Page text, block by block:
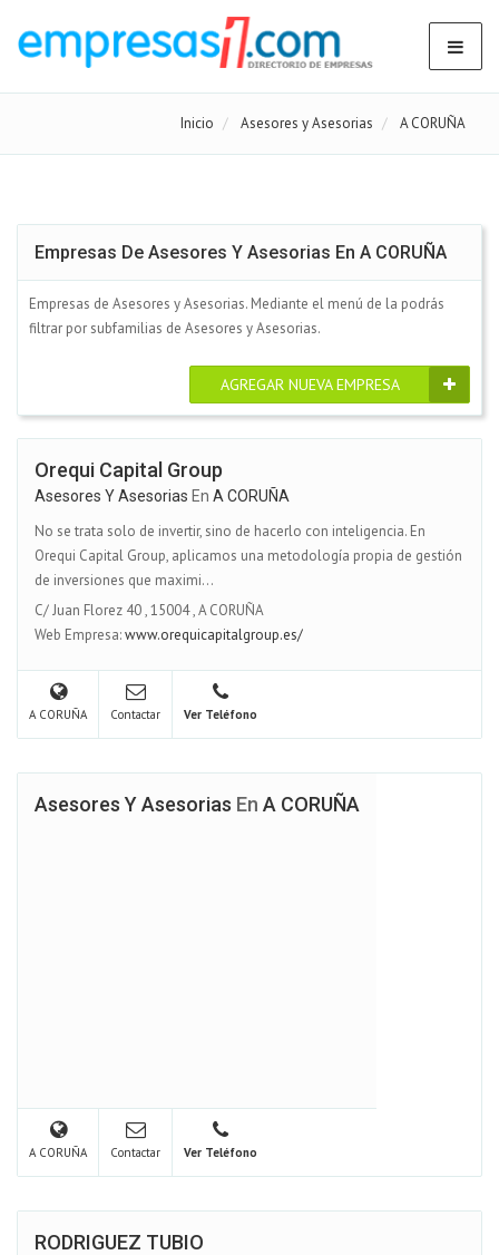
Inicio Asesores y Asesorias A CORUÑA
Empresas De Asesores Y Asesorias En A CORUÑA
Empresas de Asesores y Asesorias. Mediante el menú de la podrás
filtrar por subfamilias de Asesores y Asesorias.
AGREGAR NUEVA EMPRESA
Orequi Capital Group
Asesores Y Asesorias En A CORUÑA
No se trata solo de invertir, sino de hacerlo con inteligencia. En
Orequi Capital Group, aplicamos una metodología propia de gestión
de inversiones que maximi...
C/ Juan Florez 40,15004,A CORUÑA
Web Empresa:www.orequicapitalgroup.es/
A CORUÑA Contactar Ver Teléfono
Asesores Y Asesorias En A CORUÑA
A CORUÑA Contactar Ver Teléfono
RODRIGUEZ TUBIO